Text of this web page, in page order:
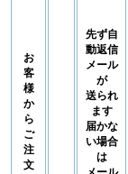
お
客
様
か
ら
ご
注
文
先ず自
動返信
メール
が
送られ
ます
届かな
い場合
は